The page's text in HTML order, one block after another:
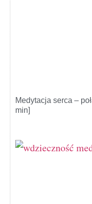
Medytacja serca –
min]